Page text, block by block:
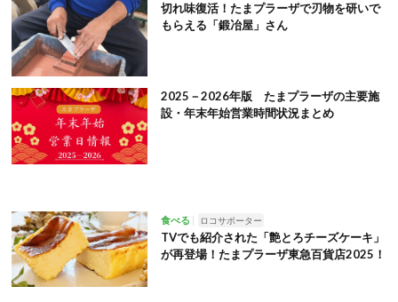
切れ味復活！たまプラーザで刃物を研いで
もらえる「鍛冶屋」さん
2025－2026年版 たまプラーザの主要施
設・年末年始営業時間状況まとめ
食べる ロコサポーター
TVでも紹介された「艶とろチーズケーキ」
が再登場！たまプラーザ東急百貨店2025！